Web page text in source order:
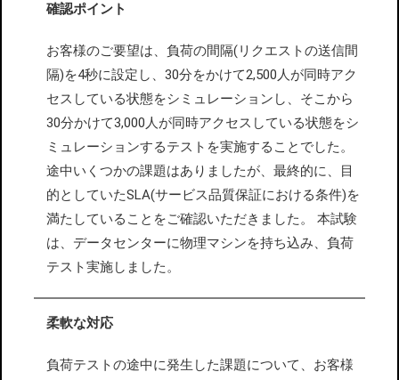
確認ポイント
お客様のご要望は、負荷の間隔(リクエストの送信間
隔)を4秒に設定し、30分をかけて2,500人が同時アク
セスしている状態をシミュレーションし、そこから
30分かけて3,000人が同時アクセスしている状態をシ
ミュレーションするテストを実施することでした。
途中いくつかの課題はありましたが、最終的に、目
的としていたSLA(サービス品質保証における条件)を
満たしていることをご確認いただきました。 本試験
は、データセンターに物理マシンを持ち込み、負荷
テスト実施しました。
柔軟な対応
負荷テストの途中に発生した課題について、お客様